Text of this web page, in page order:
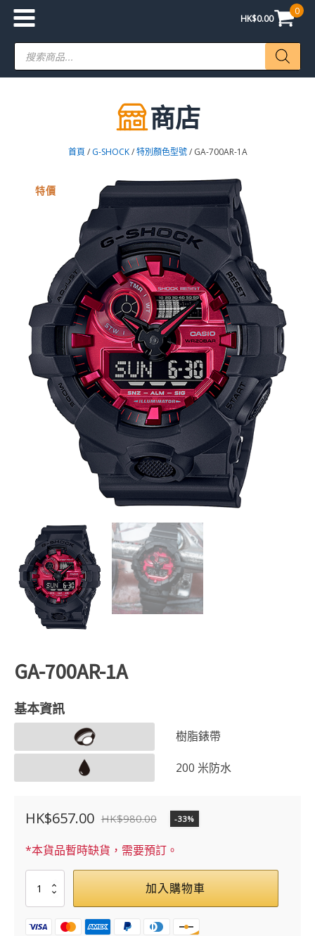
HK$0.00
0
Products
search
商店
首頁 / G-SHOCK/特別顏色型號/ GA-700AR-1A
特價
GA-700AR-1A
基本資訊
樹脂錶帶
200 米防水
HK$980.00
原
始
價
格：
HK$980.00。
HK$657.00
目
前
價
格：
HK$657.00。
-33%
*本貨品暫時缺貨，需要預訂。
700AR-
1A
數
加入購物車